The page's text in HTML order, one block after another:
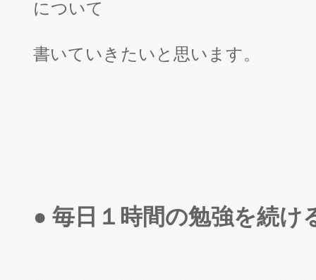
について
書いていきたいと思います。
● 毎日１時間の勉強を続け